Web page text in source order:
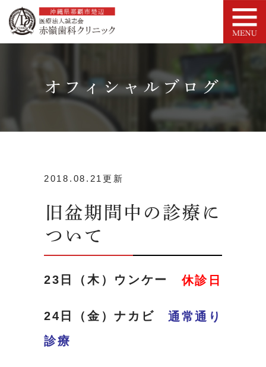
オフィシャルブログ
2018.08.21更新
旧盆期間中の診療に
ついて
23日（木）ウンケー休診日
24日（金）ナカビ 通常通り
診療